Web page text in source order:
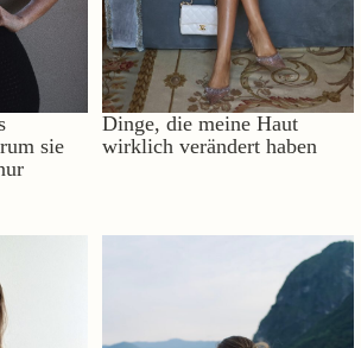
sie
Dinge, die meine Haut
wirklich verändert haben